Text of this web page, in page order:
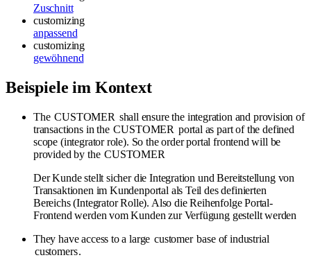
Zuschnitt
customizing
anpassend
customizing
gewöhnend
Beispiele im Kontext
The CUSTOMER shall ensure the integration and provision of
transactions in the CUSTOMER portal as part of the defined
scope (integrator role). So the order portal frontend will be
provided by the CUSTOMER
Der Kunde stellt sicher die Integration und Bereitstellung von
Transaktionen im Kundenportal als Teil des definierten
Bereichs (Integrator Rolle). Also die Reihenfolge Portal-
Frontend werden vom Kunden zur Verfügung gestellt werden
They have access to a large customer base of industrial
customers.